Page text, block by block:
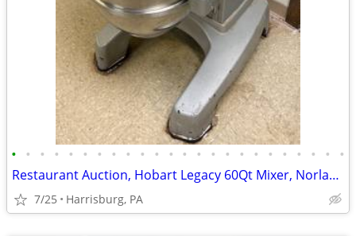
• • • • • • • • • • • • • • • • • • • • • • • •
Restaurant Auction, Hobart Legacy 60Qt Mixer, Norlake Walk-in Freezer
7/25 Harrisburg, PA